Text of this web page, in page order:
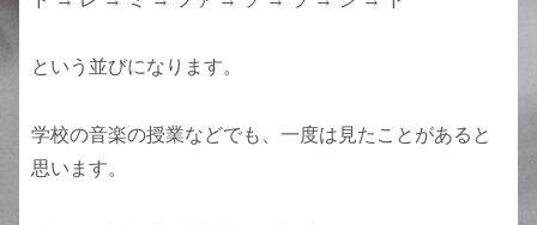
という並びになります。
学校の音楽の授業などでも、一度は見たことがあると
思います。